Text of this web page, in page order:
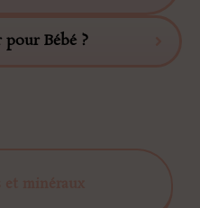
Bébé ?